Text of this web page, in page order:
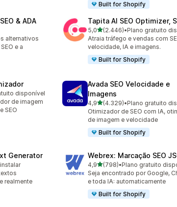
Built for Shopify
& ADA
alternativos
e a
Tapita AI SEO Optimizer,
5,0de 5 estrelas
(2.446)
2446 avaliações ao todo
•Plano gratuito
Atraia tráfego e vendas com
velocidade, IA e imagens.
Built for Shopify
disponível
de imagem
SEO
Avada SEO Velocidade e
Imagens
4,9de 5 estrelas
(4.329)
4329 avaliações ao todo
•Plano gratuito
Otimizador de SEO com IA,
de imagem e velocidade
Built for Shopify
Generator
realmente
Webrex: Marcação SEO
4,9de 5 estrelas
(798)
798 avaliações ao todo
•Plano gratuito
Seja encontrado por Google,
e toda IA: automaticamente
Built for Shopify